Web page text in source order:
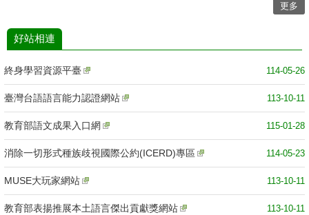
更多
好站相連
114-05-26
終身學習資源平臺
113-10-11
臺灣台語語言能力認證網站
115-01-28
教育部語文成果入口網
114-05-23
消除一切形式種族歧視國際公約(ICERD)專區
113-10-11
MUSE大玩家網站
113-10-11
教育部表揚推展本土語言傑出貢獻獎網站